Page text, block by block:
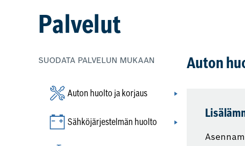
Palvelut
SUODATA PALVELUN MUKAAN
Auton huolto ja korjaus
Sähköjärjestelmän huolto
Auton